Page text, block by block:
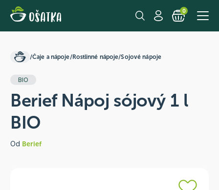
0
/Čaje a nápoje/Rostlinné nápoje/Sojové nápoje
BIO
Berief Nápoj sójový 1 l
BIO
Od Berief